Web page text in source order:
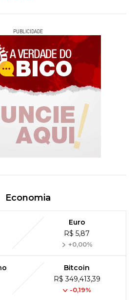
PUBLICIDADE
Economia
Euro
R$ 5,87
+0,00%
Bitcoin
R$ 349,413,39
-0,19%